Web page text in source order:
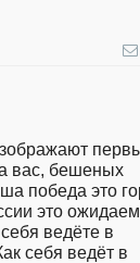
вас, бешеных
победа это
это
ведёте в
себя ведёт в